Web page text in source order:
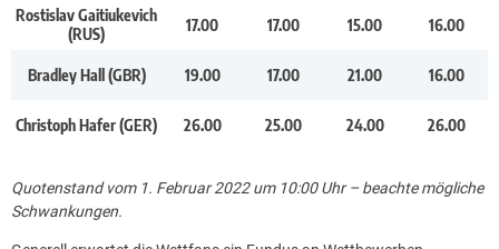
Rostislav Gaitiukevich
(RUS)
17.00 17.00 15.00 16.00
Bradley Hall (GBR) 19.00 17.00 21.00 16.00
Christoph Hafer (GER) 26.00 25.00 24.00 26.00
Quotenstand vom 1. Februar 2022 um 10:00 Uhr – beachte mögliche
Schwankungen.